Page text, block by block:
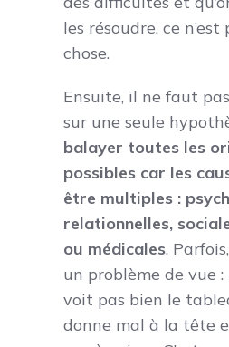
les résoudre, ce
chose.
Ensuite, il ne faut
sur une seule
balayer toutes les
possibles car les
être multiples :
relationnelles,
ou médicales.
un problème de vue :
voit pas bien le
donne mal à la tête